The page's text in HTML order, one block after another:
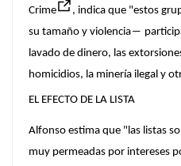
Crime
, indica que "estos
su tamaño y violencia―
lavado de dinero, las
homicidios, la minería ilegal y
EL EFECTO DE LA LISTA
Alfonso estima que "las listas
muy permeadas por intereses